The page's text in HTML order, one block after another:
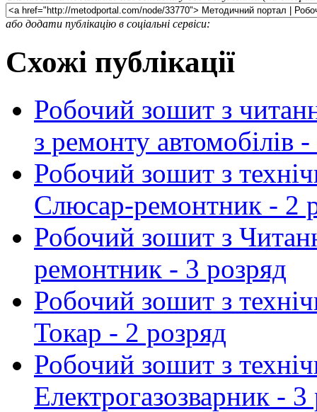
або додати публікацію в соціальні сервіси:
Схожі публікації
Робочий зошит з
з ремонту автомобілів
Робочий зошит з
Слюсар-ремонтник - 2
Робочий зошит з
ремонтник - 3 розряд
Робочий зошит з
Токар - 2 розряд
Робочий зошит з
Електрогазозварник - 3